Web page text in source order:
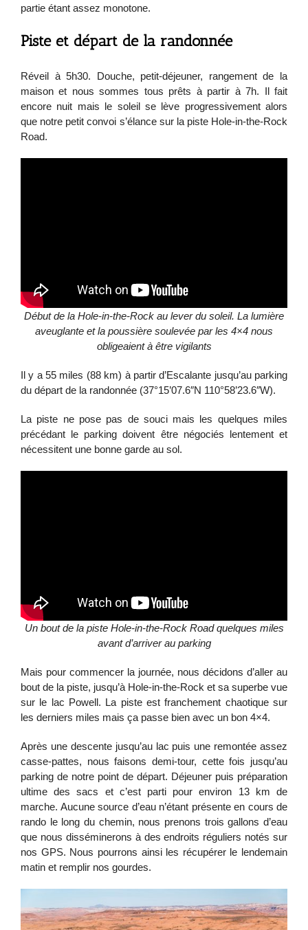
partie étant assez monotone.
Piste et départ de la randonnée
Réveil à 5h30. Douche, petit-déjeuner, rangement de la
maison et nous sommes tous prêts à partir à 7h. Il fait
encore nuit mais le soleil se lève progressivement alors
que notre petit convoi s’élance sur la piste Hole-in-the-Rock
Road.
Début de la Hole-in-the-Rock au lever du soleil. La lumière
aveuglante et la poussière soulevée par les 4×4 nous
obligeaient à être vigilants
Il y a 55 miles (88 km) à partir d’Escalante jusqu’au parking
du départ de la randonnée (37°15’07.6″N 110°58’23.6″W).
La piste ne pose pas de souci mais les quelques miles
précédant le parking doivent être négociés lentement et
nécessitent une bonne garde au sol.
Un bout de la piste Hole-in-the-Rock Road quelques miles
avant d’arriver au parking
Mais pour commencer la journée, nous décidons d’aller au
bout de la piste, jusqu’à Hole-in-the-Rock et sa superbe vue
sur le lac Powell. La piste est franchement chaotique sur
les derniers miles mais ça passe bien avec un bon 4×4.
Après une descente jusqu’au lac puis une remontée assez
casse-pattes, nous faisons demi-tour, cette fois jusqu’au
parking de notre point de départ. Déjeuner puis préparation
ultime des sacs et c’est parti pour environ 13 km de
marche. Aucune source d’eau n’étant présente en cours de
rando le long du chemin, nous prenons trois gallons d’eau
que nous disséminerons à des endroits réguliers notés sur
nos GPS. Nous pourrons ainsi les récupérer le lendemain
matin et remplir nos gourdes.